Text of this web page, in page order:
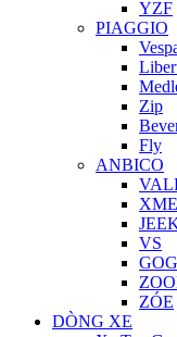
YZF
PIAGGIO
Zip
Fly
ANBICO
VS
ZÓE
DÒNG XE